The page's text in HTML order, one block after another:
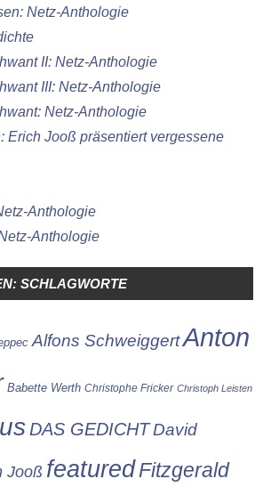
Netz-Anthologie
II: Netz-Anthologie
III: Netz-Anthologie
Netz-Anthologie
Erich Jooß präsentiert vergessene
Anthologie
Anthologie
SCHLAGWORTE
Alfons SchweiggertAnton
Babette Werth Christophe Fricker Christoph Leisten
DAS GEDICHTDavid
Jooß featuredFitzgerald